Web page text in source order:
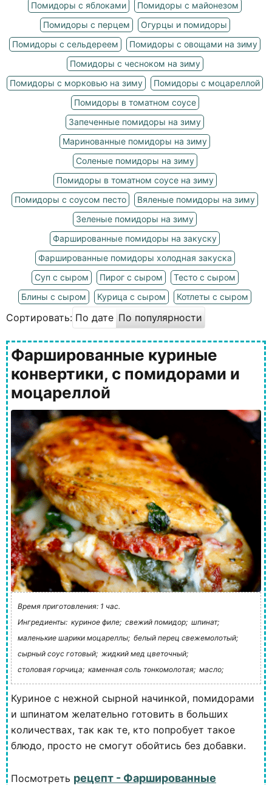
Помидоры с яблоками
Помидоры с майонезом
Помидоры с перцем
Огурцы и помидоры
Помидоры с сельдереем
Помидоры с овощами на зиму
Помидоры с чесноком на зиму
Помидоры с морковью на зиму
Помидоры с моцареллой
Помидоры в томатном соусе
Запеченные помидоры на зиму
Маринованные помидоры на зиму
Соленые помидоры на зиму
Помидоры в томатном соусе на зиму
Помидоры с соусом песто
Вяленые помидоры на зиму
Зеленые помидоры на зиму
Фаршированные помидоры на закуску
Фаршированные помидоры холодная закуска
Суп с сыром
Пирог с сыром
Тесто с сыром
Блины с сыром
Курица с сыром Котлеты с сыром
Сортировать: По дате По популярности
Фаршированные куриные
конвертики, с помидорами и
моцареллой
Время приготовления: 1 час.
Ингредиенты: куриное филе; свежий помидор; шпинат;
маленькие шарики моцареллы; белый перец свежемолотый;
сырный соус готовый; жидкий мед цветочный;
столовая горчица; каменная соль тонкомолотая; масло;
Куриное с нежной сырной начинкой, помидорами
и шпинатом желательно готовить в больших
количествах, так как те, кто попробует такое
блюдо, просто не смогут обойтись без добавки.
Посмотреть рецепт - Фаршированные